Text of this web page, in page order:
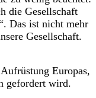
die Gesellschaft
Das ist nicht mehr
Gesellschaft.
Europas,
gefordert wird.